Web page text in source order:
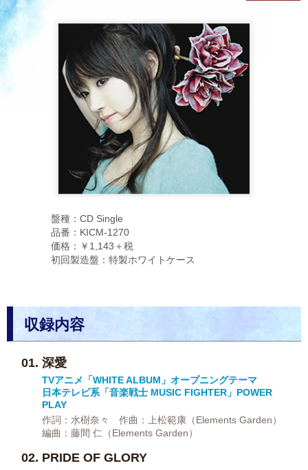
盤種：CD Single
品番：KICM-1270
価格：￥1,143＋税
初回製造盤：特製ホワイトケース
収録内容
深愛
TVアニメ「WHITE ALBUM」オープニングテーマ
日本テレビ系「音楽戦士 MUSIC FIGHTER」POWER
PLAY
作詞：水樹奈々 作曲：上松範康（Elements Garden）
編曲：藤間 仁（Elements Garden）
PRIDE OF GLORY